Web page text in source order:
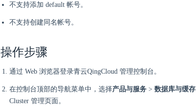
不支持添加 default 帐号。
不支持创建同名帐号。
操作步骤
通过 Web 浏览器登录青云QingCloud 管理控制台。
在控制台顶部的导航菜单中，选择产品与服务 > 数据库与缓存
Cluster 管理页面。